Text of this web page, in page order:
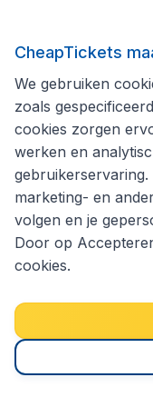
Volg
CheapTickets
We gebruiken
zoals
cookies zorgen
werken en
gebruikerservaring.
marketing- en
volgen en je
Door op
cookies.